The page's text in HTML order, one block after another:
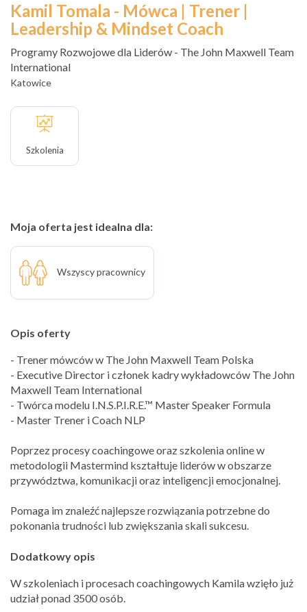
Kamil Tomala - Mówca | Trener |
Leadership & Mindset Coach
Programy Rozwojowe dla Liderów - The John Maxwell Team
International
Katowice
Szkolenia
Moja oferta jest idealna dla:
Wszyscy pracownicy
Opis oferty
- Trener mówców w The John Maxwell Team Polska
- Executive Director i członek kadry wykładowców The John
Maxwell Team International
- Twórca modelu I.N.S.P.I.R.E.™ Master Speaker Formula
- Master Trener i Coach NLP
Poprzez procesy coachingowe oraz szkolenia online w
metodologii Mastermind kształtuje liderów w obszarze
przywództwa, komunikacji oraz inteligencji emocjonalnej.
Pomaga im znaleźć najlepsze rozwiązania potrzebne do
pokonania trudności lub zwiększania skali sukcesu.
Dodatkowy opis
W szkoleniach i procesach coachingowych Kamila wzięło już
udział ponad 3500 osób.